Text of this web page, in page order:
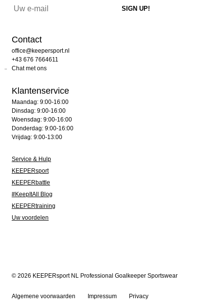
Contact
office@keepersport.nl
+43 676 7664611
Chat met ons
Klantenservice
Maandag: 9:00-16:00
Dinsdag: 9:00-16:00
Woensdag: 9:00-16:00
Donderdag: 9:00-16:00
Vrijdag: 9:00-13:00
Service & Hulp
KEEPERsport
KEEPERbattle
#KeepItAll Blog
KEEPERtraining
Uw voordelen
© 2026 KEEPERsport NL Professional Goalkeeper Sportswear
Algemene voorwaarden Impressum Privacy